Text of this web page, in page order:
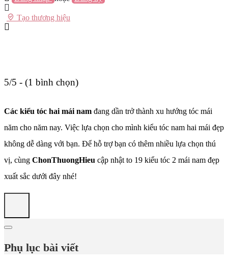
Tạo thương hiệu
5/5 - (1 bình chọn)
Các kiểu tóc hai mái nam đang dần trở thành xu hướng tóc mái
năm cho năm nay. Việc lựa chọn cho mình kiểu tóc nam hai mái đẹp
không dễ dàng với bạn. Để hỗ trợ bạn có thêm nhiều lựa chọn thú
vị, cùng ChonThuongHieu cập nhật to 19 kiểu tóc 2 mái nam đẹp
xuất sắc dưới đây nhé!
Phụ lục bài viết